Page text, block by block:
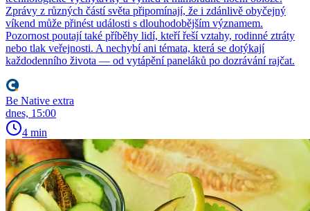
Zprávy z různých částí světa připomínají, že i zdánlivě obyčejný
víkend může přinést události s dlouhodobějším významem.
Pozornost poutají také příběhy lidí, kteří řeší vztahy, rodinné ztráty
nebo tlak veřejnosti. A nechybí ani témata, která se dotýkají
každodenního života — od vytápění paneláků po dozrávání rajčat.
Be Native extra
dnes, 15:00
4 min